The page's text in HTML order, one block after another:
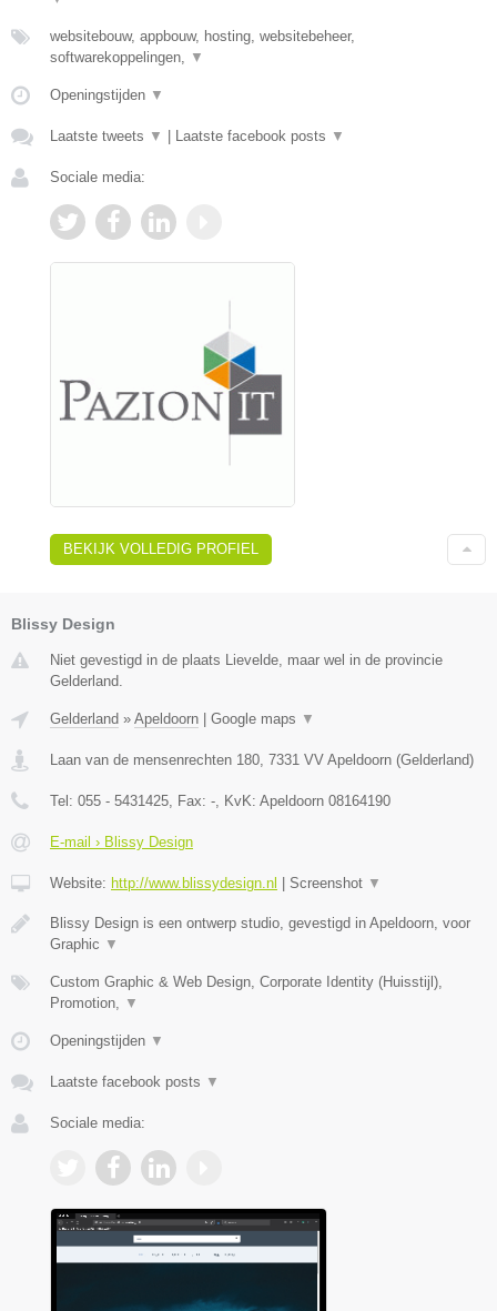
websitebouw, appbouw, hosting, websitebeheer,
softwarekoppelingen,
▼
Openingstijden ▼
Laatste tweets ▼ Laatste facebook posts ▼
Sociale media:
BEKIJK VOLLEDIG PROFIEL
Blissy Design
Niet gevestigd in de plaats Lievelde, maar wel in de provincie
Gelderland.
Gelderland » Apeldoorn Google maps ▼
Laan van de mensenrechten 180 7331 VV Apeldoorn (Gelderland)
Tel: 055 - 5431425 , Fax: - , KvK: Apeldoorn 08164190
E-mail › Blissy Design
Website: http://www.blissydesign.nl Screenshot ▼
Blissy Design is een ontwerp studio, gevestigd in Apeldoorn, voor
Graphic ▼
Custom Graphic & Web Design, Corporate Identity (Huisstijl),
Promotion,
▼
Openingstijden ▼
Laatste facebook posts ▼
Sociale media: